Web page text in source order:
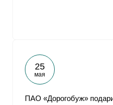
25
мая
ПАО «Дорогобуж»